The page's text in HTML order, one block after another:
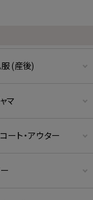
(産後)
マ
ート・アウター